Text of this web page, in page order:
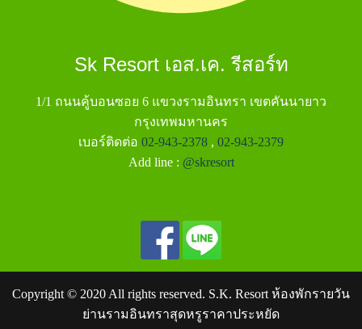
Sk Resort เอส.เค. รีสอร์ท
1/1 ถนนคู้บอนซอย 6 แขวงรามอินทรา เขตคันนายาว
กรุงเทพมหานคร
เบอร์ติดต่อ 02-943-2378 , 02-943-2379
Add line : @skresort
Copyright © 2020 All rights reserved. S.K. Resort ห้องพักรายวัน
ย่านรามอินทราสุดหรูราคาประหยัด